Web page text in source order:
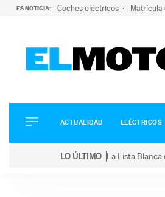
ES NOTICIA: Coches eléctricos Matrícula
ELÉCTRICOS
CONDUCIR
ACTUALIDAD ELÉCTRICOS
LO ÚLTIMO La Lista